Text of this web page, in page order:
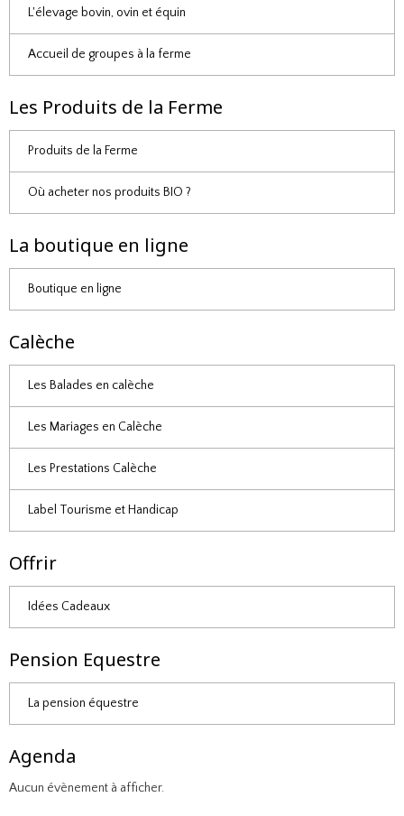
L'élevage bovin, ovin et équin
Accueil de groupes à la ferme
Les Produits de la Ferme
Produits de la Ferme
Où acheter nos produits BIO ?
La boutique en ligne
Boutique en ligne
Calèche
Les Balades en calèche
Les Mariages en Calèche
Les Prestations Calèche
Label Tourisme et Handicap
Offrir
Idées Cadeaux
Pension Equestre
La pension équestre
Agenda
Aucun évènement à afficher.